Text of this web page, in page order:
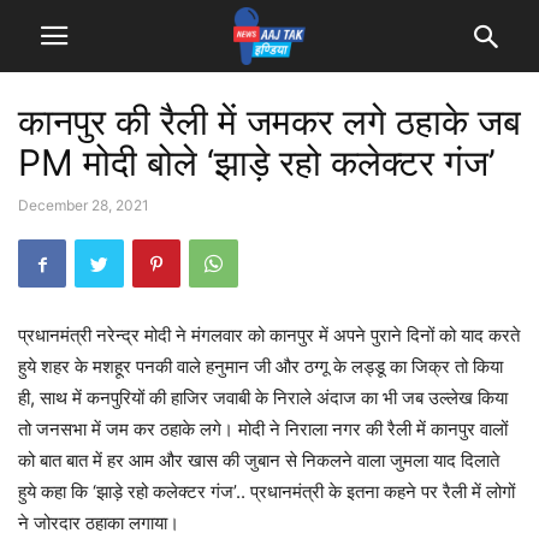
कानपुर की रैली में जमकर लगे ठहाके जब
PM मोदी बोले ‘झाड़े रहो कलेक्टर गंज’
December 28, 2021
प्रधानमंत्री नरेन्द्र मोदी ने मंगलवार को कानपुर में अपने पुराने दिनों को याद करते
हुये शहर के मशहूर पनकी वाले हनुमान जी और ठग्गू के लड्डू का जिक्र तो किया
ही, साथ में कनपुरियों की हाजिर जवाबी के निराले अंदाज का भी जब उल्लेख किया
तो जनसभा में जम कर ठहाके लगे। मोदी ने निराला नगर की रैली में कानपुर वालों
को बात बात में हर आम और खास की जुबान से निकलने वाला जुमला याद दिलाते
हुये कहा कि ‘झाड़े रहो कलेक्टर गंज’.. प्रधानमंत्री के इतना कहने पर रैली में लोगों
ने जोरदार ठहाका लगाया।